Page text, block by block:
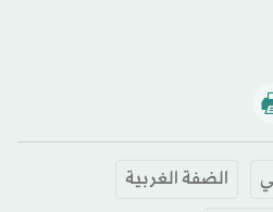
الضفة الغربية